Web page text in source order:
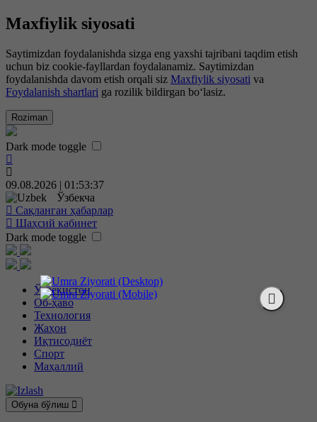
Maxfiylik siyosati
Saytimizdan foydalanishda sizga eng yaxshi tajribani taqdim etish
uchun biz cookie-fayllardan foydalanamiz. Saytimizdan
foydalanishda davom etish orqali siz Maxfiylik siyosati va
Foydalanish shartlari ga rozilik bildirgan bo‘lasiz.
Roziman
Dark mode toggle
09.08.2026 | 01:53:38
Ўзбекча
Сақланган ҳабарлар
Шаҳсий кабинет
Dark mode toggle
Ўзбекистон
Об-ҳаво
Технология
Жаҳон
Иқтисодиёт
Спорт
Маҳаллий
Обуна бўлиш